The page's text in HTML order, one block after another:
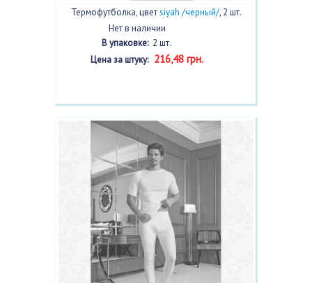
Термофутболка, цветsiyah /черный/, 2 шт.
Нет в наличии
В упаковке:2 шт.
Цена за штуку:216,48 грн.